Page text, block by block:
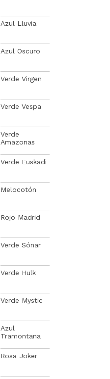
Azul Lluvia
Azul Oscuro
Verde Virgen
Verde Vespa
Verde
Amazonas
Verde Euskadi
Melocotón
Rojo Madrid
Verde Sónar
Verde Hulk
Verde Mystic
Azul
Tramontana
Rosa Joker